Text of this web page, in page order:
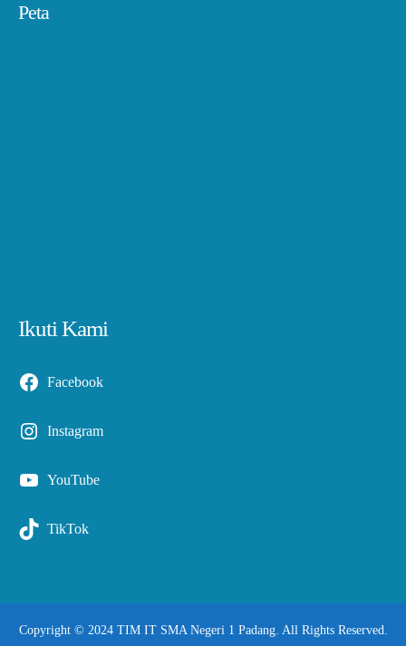
Peta
Ikuti Kami
Facebook
Instagram
YouTube
TikTok
Copyright © 2024 TIM IT SMA Negeri 1 Padang. All Rights Reserved.